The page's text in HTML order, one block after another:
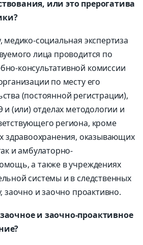
или это прерогатива
социальная экспертиза
лица проводится по
консультативной комиссии
по месту его
(постоянной регистрации),
и (или) отделах методологии и
региона, кроме
здравоохранения, оказывающих
и амбулаторно-
а также в учреждениях
системы и в следственных
заочно и заочно проактивно.
и заочно-проактивное